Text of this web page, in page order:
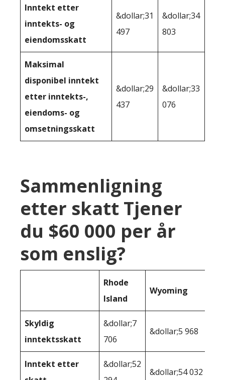
Inntekt etter
inntekts- og
eiendomsskatt
&dollar;31
497
&dollar;34
803
Maksimal
disponibel inntekt
etter inntekts-,
eiendoms- og
omsetningsskatt
&dollar;29
437
&dollar;33
076
Sammenligning
etter skatt Tjener
du $60 000 per år
som enslig?
Rhode
Island
Wyoming
Skyldig
inntektsskatt
&dollar;7
706
&dollar;5 968
Inntekt etter
&dollar;52
&dollar;54 032